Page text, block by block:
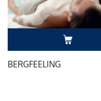
BERGFEELING